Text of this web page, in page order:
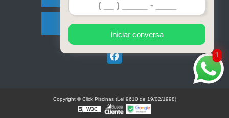
Mapa do site
1
Iniciar conversa
Copyright © Click Piscinas (Lei 9610 de 19/02/1998)
W3C